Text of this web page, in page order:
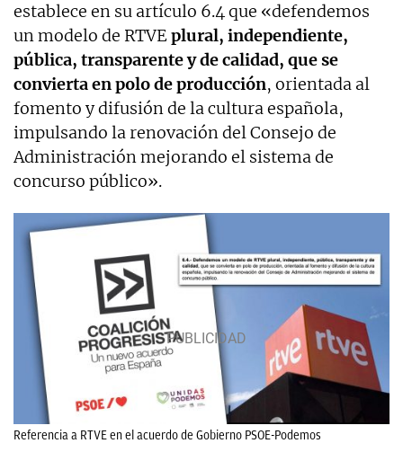
establece en su artículo 6.4 que «defendemos
un modelo de RTVEplural, independiente,
pública, transparente y de calidad, que se
convierta en polo de producción, orientada al
fomento y difusión de la cultura española,
impulsando la renovación del Consejo de
Administración mejorando el sistema de
concurso público».
Referencia a RTVE en el acuerdo de Gobierno PSOE-Podemos